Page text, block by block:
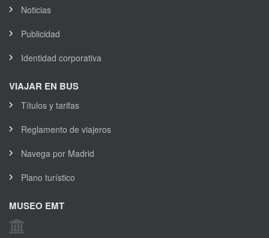
Noticias
Publicidad
Identidad corporativa
VIAJAR EN BUS
Títulos y tarifas
Reglamento de viajeros
Navega por Madrid
Plano turístico
MUSEO EMT